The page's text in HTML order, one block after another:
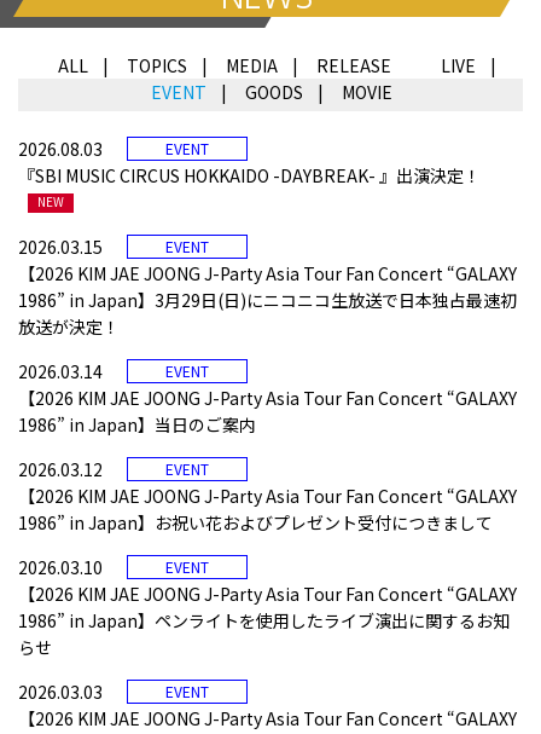
ALL TOPICS MEDIA RELEASE
LIVE
EVENT
GOODS MOVIE
2026.08.03 EVENT
『SBI MUSIC CIRCUS HOKKAIDO -DAYBREAK- 』出演決定！
NEW
2026.03.15 EVENT
【2026 KIM JAE JOONG J-Party Asia Tour Fan Concert “GALAXY
1986” in Japan】3月29日(日)にニコニコ生放送で日本独占最速初
放送が決定！
2026.03.14
EVENT
【2026 KIM JAE JOONG J-Party Asia Tour Fan Concert “GALAXY
1986” in Japan】当日のご案内
2026.03.12
EVENT
【2026 KIM JAE JOONG J-Party Asia Tour Fan Concert “GALAXY
1986” in Japan】お祝い花およびプレゼント受付につきまして
2026.03.10
EVENT
【2026 KIM JAE JOONG J-Party Asia Tour Fan Concert “GALAXY
1986” in Japan】ペンライトを使用したライブ演出に関するお知
らせ
2026.03.03
EVENT
【2026 KIM JAE JOONG J-Party Asia Tour Fan Concert “GALAXY